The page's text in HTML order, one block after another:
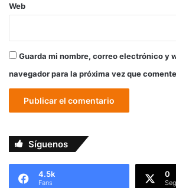
Web
Guarda mi nombre, correo electrónico y
navegador para la próxima vez que
Síguenos
4.5k
Fans
0